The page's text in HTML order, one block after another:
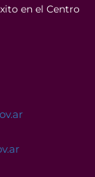
en el Centro